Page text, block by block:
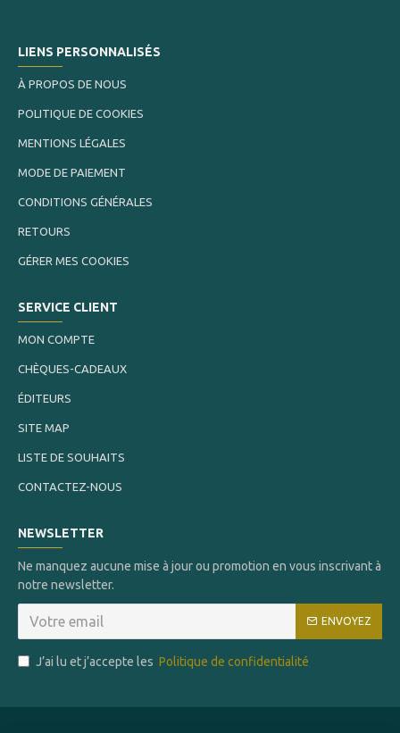
LIENS PERSONNALISÉS
À PROPOS DE NOUS
POLITIQUE DE COOKIES
MENTIONS LÉGALES
MODE DE PAIEMENT
CONDITIONS GÉNÉRALES
RETOURS
GÉRER MES COOKIES
SERVICE CLIENT
MON COMPTE
CHÈQUES-CADEAUX
ÉDITEURS
SITE MAP
LISTE DE SOUHAITS
CONTACTEZ-NOUS
NEWSLETTER
Ne manquez aucune mise à jour ou promotion en vous inscrivant à
notre newsletter.
ENVOYEZ
J’ai lu et j’accepte les Politique de confidentialité